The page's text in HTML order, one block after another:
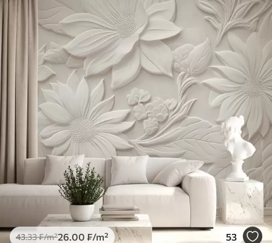
43.33₣/m²26 .00 ₣/m² 53